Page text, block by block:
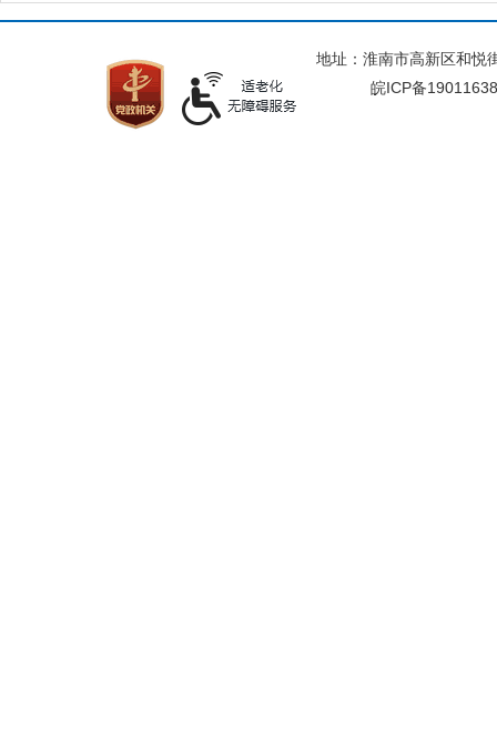
地址：淮南市高新区和
皖ICP备